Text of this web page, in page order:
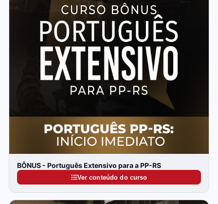
BÔNUS - Português Extensivo para a PP-RS
Ver conteúdo do curso